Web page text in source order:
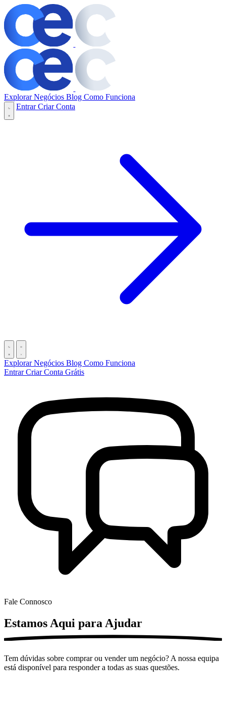
Explorar Negócios Blog Como Funciona
EntrarCriar Conta
Explorar Negócios Blog Como Funciona
EntrarCriar Conta Grátis
Fale Connosco
Estamos Aqui para Ajudar
Tem dúvidas sobre comprar ou vender um negócio? A nossa equipa
está disponível para responder a todas as suas questões.